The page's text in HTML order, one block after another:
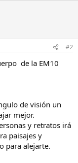
#2
de la EM10
de visión un
mejor.
y retratos irá
paisajes y
para alejarte.